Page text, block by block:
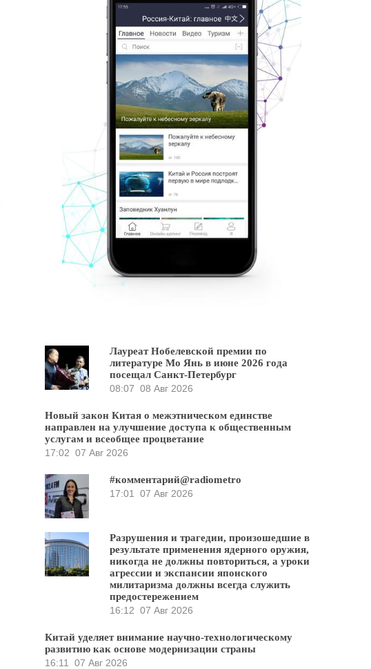
Лауреат Нобелевской премии по
литературе Мо Янь в июне 2026 года
посещал Санкт-Петербург
08:07 08 Авг 2026
Новый закон Китая о межэтническом единстве
направлен на улучшение доступа к общественным
услугам и всеобщее процветание
17:02 07 Авг 2026
#комментарий@radiometro
17:01
07 Авг 2026
Разрушения и трагедии, произошедшие в
результате применения ядерного оружия,
никогда не должны повториться, а уроки
агрессии и экспансии японского
милитаризма должны всегда служить
предостережением
16:12 07 Авг 2026
Китай уделяет внимание научно-технологическому
развитию как основе модернизации страны
16:11
07 Авг 2026